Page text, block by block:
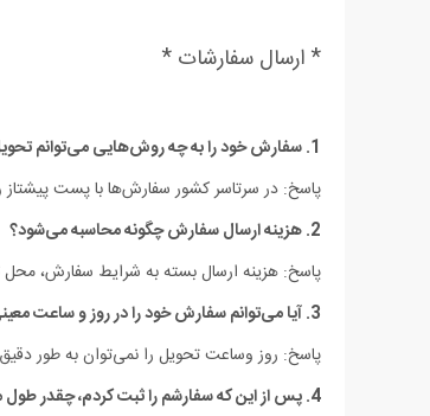
* ارسال سفارشات *
1. سفارش خود را به چه روش‌هایی می‌توانم تحویل بگیرم؟
پاسخ: در سرتاسر کشور سفارش‌‏ها با پست
2. هزینه ارسال سفارش چگونه محاسبه می‌شود؟
پاسخ: هزینه‏ ارسال بسته به شرایط سفارش،
3. آیا می‏‌توانم سفارش خود را در روز و ساعت معینی تحویل بگیرم؟
پاسخ: روز وساعت تحویل را نمی‏‌توان به طور
4. پس از این که سفارشم را ثبت کردم، چقدر طول می‌‏کشد که به دستم برسد؟